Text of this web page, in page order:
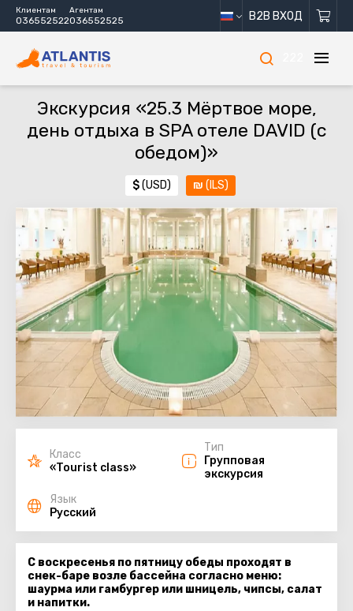
Клиентам
036552522
Агентам
036552525 B2B ВХОД
Экскурсия «25.3 Мёртвое море,
день отдыха в SPA отеле DAVID (с
обедом)»
$(USD) ₪ (ILS)
Класс
«Tourist class»
Тип
Групповая
экскурсия
Язык
Русский
С воскресенья по пятницу обеды проходят в
снек-баре возле бассейна согласно меню:
шаурма или гамбургер или шницель, чипсы, салат
и напитки.